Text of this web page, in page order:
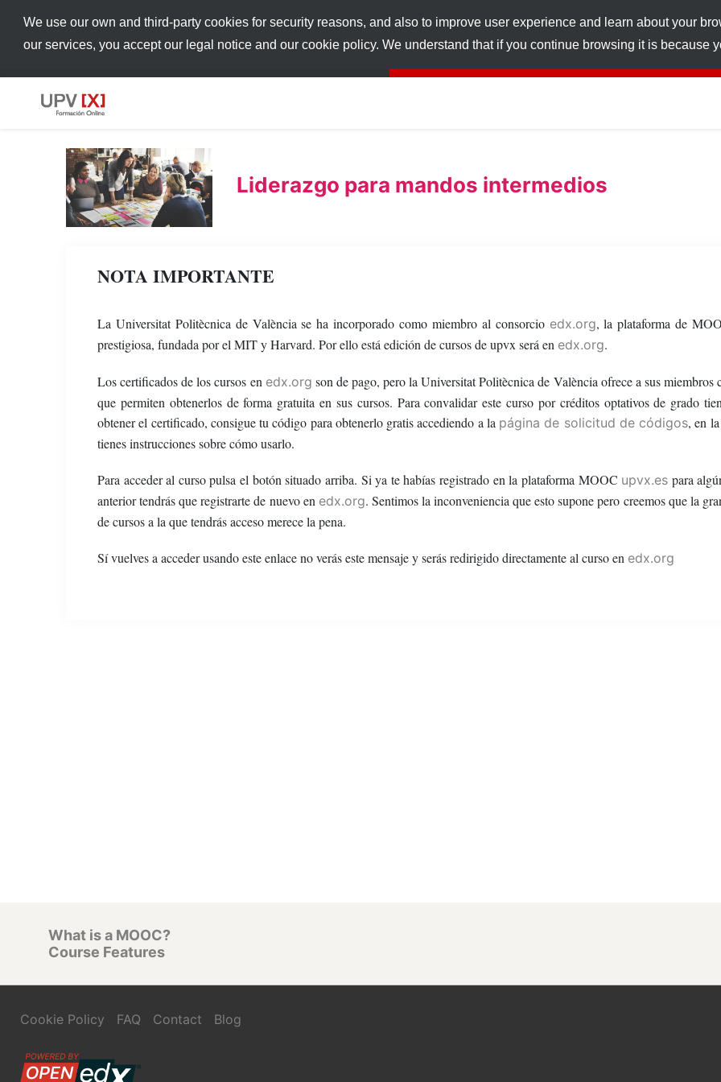
We use our own and third-party cookies for security reasons, and also to improve user experience and learn about your
our services, you accept our legal notice and our cookie policy. We understand that if you continue browsing it is because
Liderazgo para mandos intermedios
NOTA IMPORTANTE
La Universitat Politècnica de València se ha incorporado como miembro al consorcio edx.org, la plataforma de
prestigiosa, fundada por el MIT y Harvard. Por ello está edición de cursos de upvx será en edx.org.
Los certificados de los cursos en edx.org son de pago, pero la Universitat Politècnica de València ofrece a sus miembros
que permiten obtenerlos de forma gratuita en sus cursos. Para convalidar este curso por créditos optativos de grado
obtener el certificado, consigue tu código para obtenerlo gratis accediendo a la página de solicitud de códigos, en
tienes instrucciones sobre cómo usarlo.
Para acceder al curso pulsa el botón situado arriba. Si ya te habías registrado en la plataforma MOOC upvx.es para
anterior tendrás que registrarte de nuevo en edx.org. Sentimos la inconveniencia que esto supone pero creemos que la
de cursos a la que tendrás acceso merece la pena.
Sí vuelves a acceder usando este enlace no verás este mensaje y serás redirigido directamente al curso en edx.org
What is a MOOC?
Course Features
Cookie Policy FAQ Contact Blog